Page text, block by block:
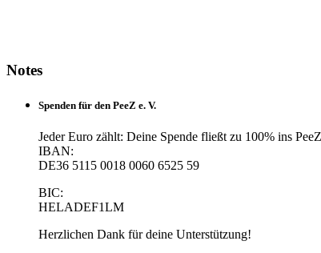
Notes
Spenden für den PeeZ e. V.
Jeder Euro zählt: Deine Spende fließt zu 100% ins
IBAN:
DE36 5115 0018 0060 6525 59
BIC:
HELADEF1LM
Herzlichen Dank für deine Unterstützung!